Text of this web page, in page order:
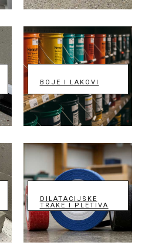
BOJE I LAKOVI
DILATACIJSKE
TRAKE I PLETIVA